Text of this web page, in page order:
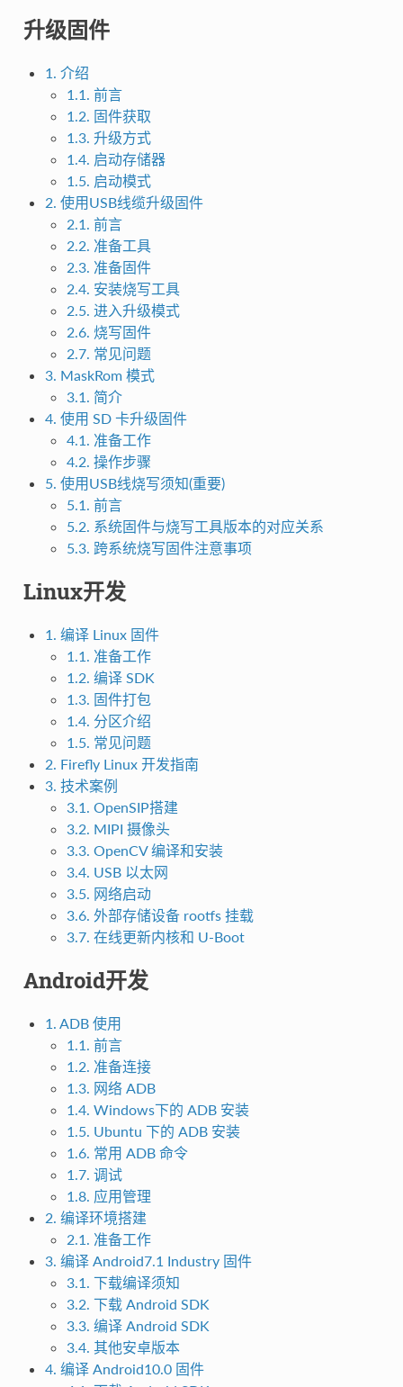
升级固件
1. 介绍
1.1. 前言
1.2. 固件获取
1.3. 升级方式
1.4. 启动存储器
1.5. 启动模式
2. 使用USB线缆升级固件
2.1. 前言
2.2. 准备工具
2.3. 准备固件
2.4. 安装烧写工具
2.5. 进入升级模式
2.6. 烧写固件
2.7. 常见问题
3. MaskRom 模式
3.1. 简介
4. 使用 SD 卡升级固件
4.1. 准备工作
4.2. 操作步骤
5. 使用USB线烧写须知(重要)
5.1. 前言
5.2. 系统固件与烧写工具版本的对应关系
5.3. 跨系统烧写固件注意事项
Linux开发
1. 编译 Linux 固件
1.1. 准备工作
1.2. 编译 SDK
1.3. 固件打包
1.4. 分区介绍
1.5. 常见问题
2. Firefly Linux 开发指南
3. 技术案例
3.1. OpenSIP搭建
3.2. MIPI 摄像头
3.3. OpenCV 编译和安装
3.4. USB 以太网
3.5. 网络启动
3.6. 外部存储设备 rootfs 挂载
3.7. 在线更新内核和 U-Boot
Android开发
1. ADB 使用
1.1. 前言
1.2. 准备连接
1.3. 网络 ADB
1.4. Windows下的 ADB 安装
1.5. Ubuntu 下的 ADB 安装
1.6. 常用 ADB 命令
1.7. 调试
1.8. 应用管理
2. 编译环境搭建
2.1. 准备工作
3. 编译 Android7.1 Industry 固件
3.1. 下载编译须知
3.2. 下载 Android SDK
3.3. 编译 Android SDK
3.4. 其他安卓版本
4. 编译 Android10.0 固件